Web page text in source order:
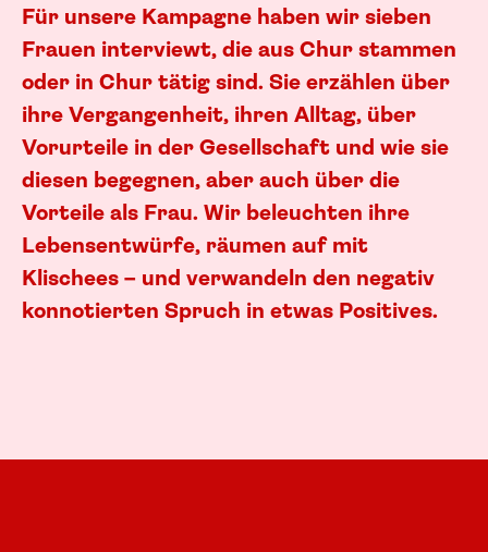
Für unsere Kampagne haben wir sieben
Frauen interviewt, die aus Chur stammen
oder in Chur tätig sind. Sie erzählen über
ihre Vergangenheit, ihren Alltag, über
Vorurteile in der Gesellschaft und wie sie
diesen begegnen, aber auch über die
Vorteile als Frau. Wir beleuchten ihre
Lebensentwürfe, räumen auf mit
Klischees – und verwandeln den negativ
konnotierten Spruch in etwas Positives.